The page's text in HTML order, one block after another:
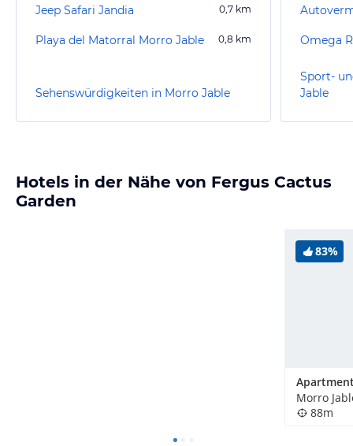
Jeep Safari Jandia 0,7 km
Playa del Matorral Morro Jable 0,8 km
Sehenswürdigkeiten in Morro Jable
Omega
Sport-
Jable
Hotels in der Nähe von Fergus Cactus
Garden
83%
Morro
88m